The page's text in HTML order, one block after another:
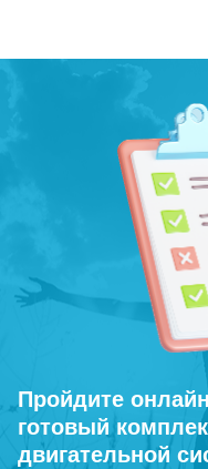
Пройдите
готовый
двигательной